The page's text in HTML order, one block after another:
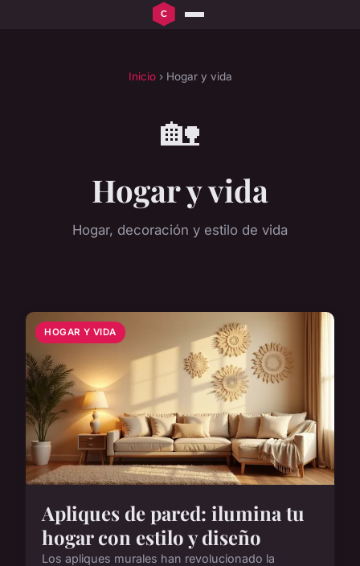
Inicio› Hogar y vida
🏡
Hogar y vida
Hogar, decoración y estilo de vida
HOGAR Y VIDA
Apliques de pared: ilumina tu
hogar con estilo y diseño
Los apliques murales han revolucionado la